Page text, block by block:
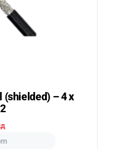
(shielded) – 4 x